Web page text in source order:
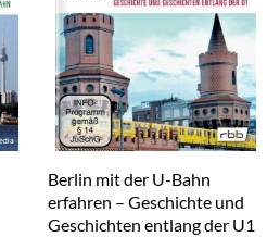
Berlin mit der U-Bahn
erfahren – Geschichte und
Geschichten entlang der U1